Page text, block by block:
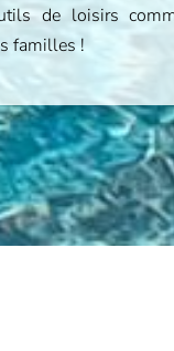
de loisirs
familles !